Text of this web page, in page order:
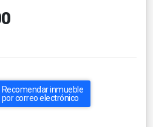
Recomendar inmueble
por correo electrónico